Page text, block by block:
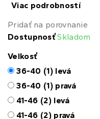
Viac podrobností
Pridať na porovnanie
Dostupnosť Skladom
Veľkosť
36-40 (1) levá
36-40 (1) pravá
41-46 (2) levá
41-46 (2) pravá